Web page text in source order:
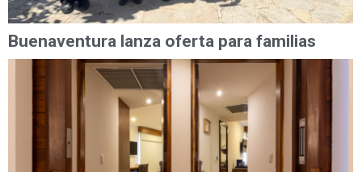
Buenaventura lanza oferta para familias